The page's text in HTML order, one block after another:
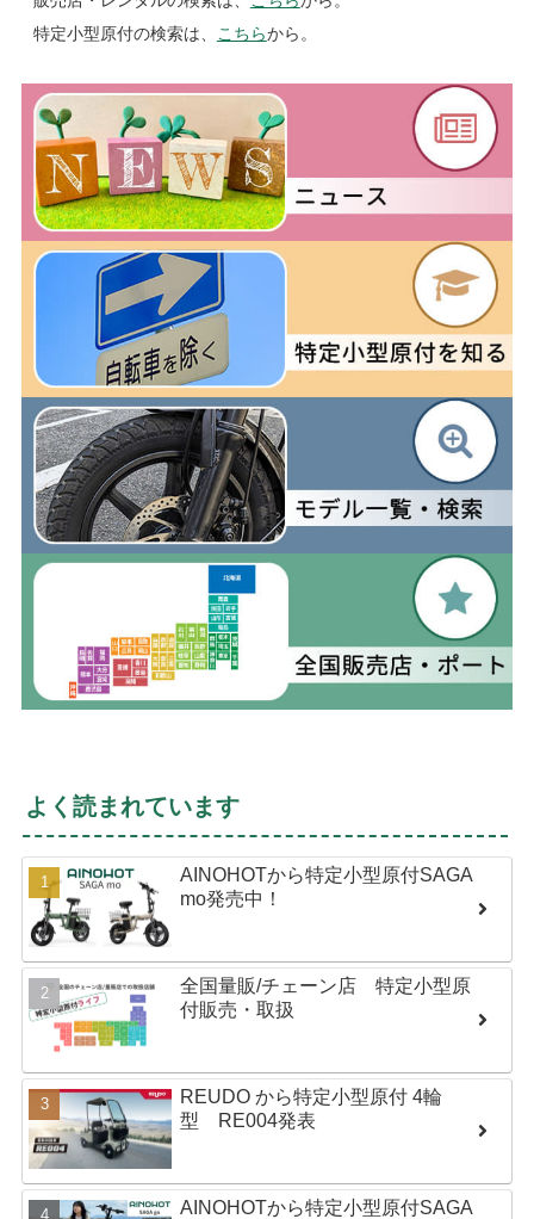
特定小型原付の検索は、
こちらから。
よく読まれています
AINOHOTから特定小型原付SAGA
mo発売中！
全国量販/チェーン店 特定小型原
付販売・取扱
REUDO から特定小型原付 4輪
型 RE004発表
AINOHOTから特定小型原付SAGA